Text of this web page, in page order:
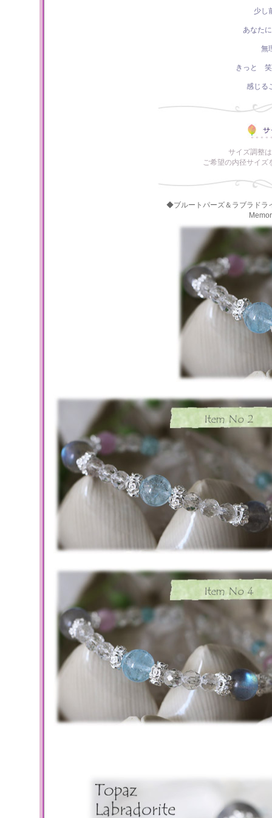
少し
あなた
無
きっと
感じる
サイズ調整
ご希望の内径サイズ
◆ブルートパーズ＆ラブラドラ